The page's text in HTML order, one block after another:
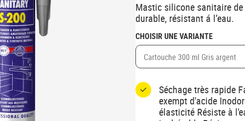
Mastic silicone sanitaire
durable, résistant á l’eau.
CHOISIR UNE VARIANTE
Cartouche 300 ml Gris argent
Séchage très rapide
exempt d'acide
élasticité Résiste à